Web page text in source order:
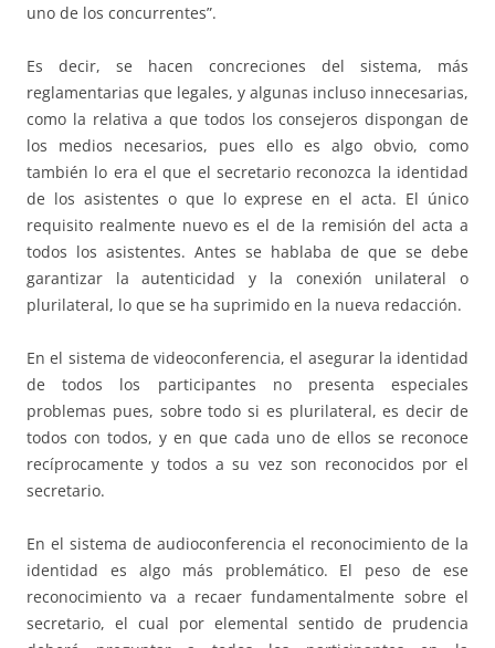
uno de los concurrentes”.
Es decir, se hacen concreciones del sistema, más
reglamentarias que legales, y algunas incluso innecesarias,
como la relativa a que todos los consejeros dispongan de
los medios necesarios, pues ello es algo obvio, como
también lo era el que el secretario reconozca la identidad
de los asistentes o que lo exprese en el acta. El único
requisito realmente nuevo es el de la remisión del acta a
todos los asistentes. Antes se hablaba de que se debe
garantizar la autenticidad y la conexión unilateral o
plurilateral, lo que se ha suprimido en la nueva redacción.
En el sistema de videoconferencia, el asegurar la identidad
de todos los participantes no presenta especiales
problemas pues, sobre todo si es plurilateral, es decir de
todos con todos, y en que cada uno de ellos se reconoce
recíprocamente y todos a su vez son reconocidos por el
secretario.
En el sistema de audioconferencia el reconocimiento de la
identidad es algo más problemático. El peso de ese
reconocimiento va a recaer fundamentalmente sobre el
secretario, el cual por elemental sentido de prudencia